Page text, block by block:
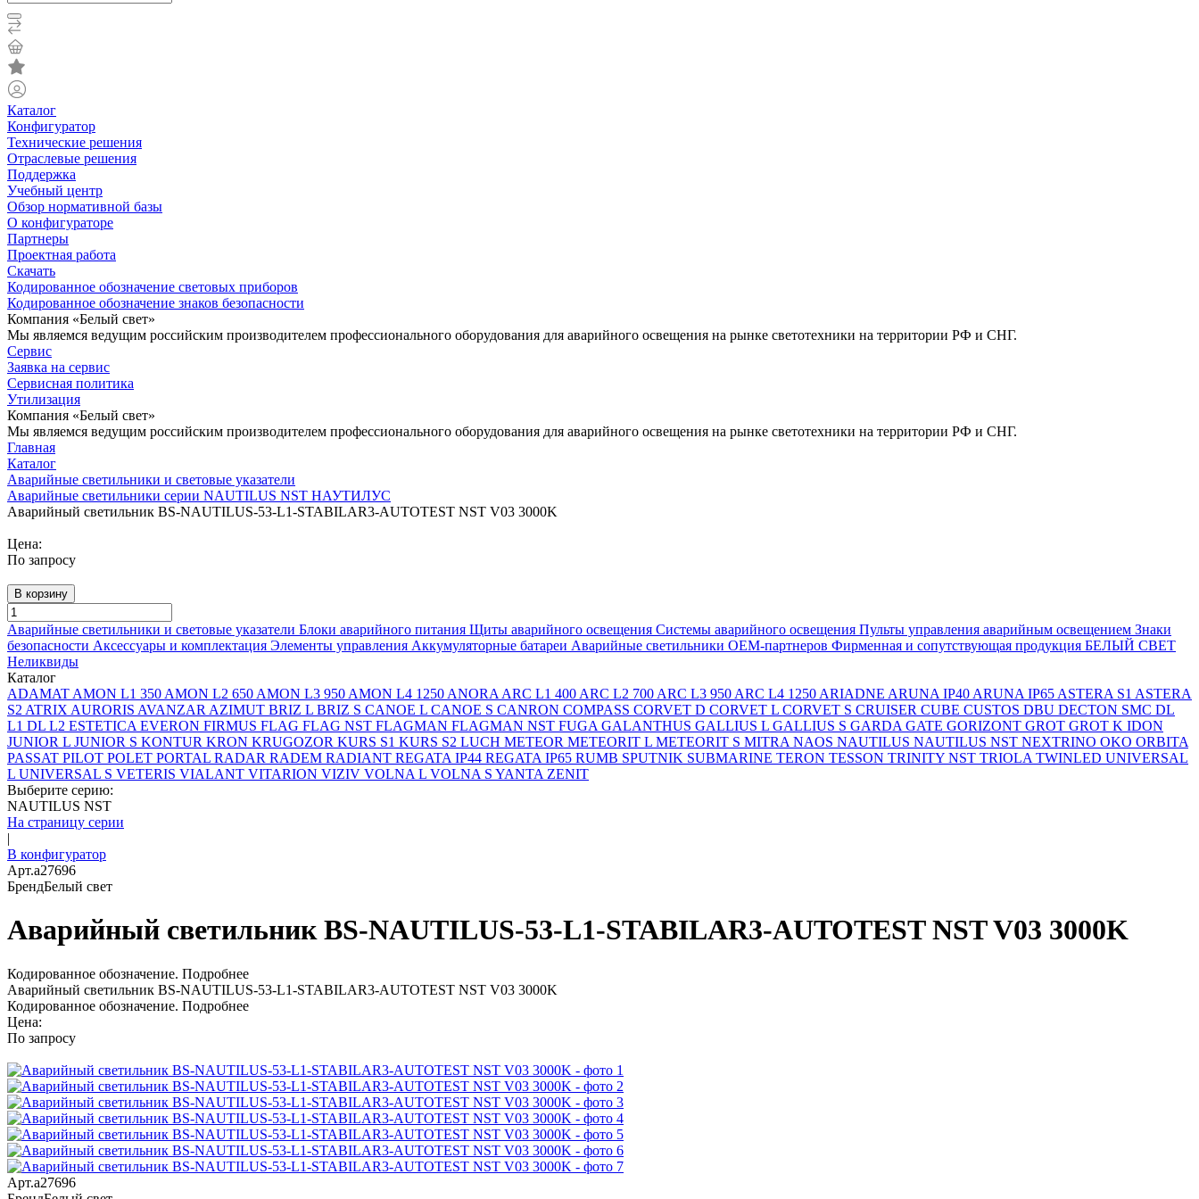
Каталог
Конфигуратор
Технические решения
Отраслевые решения
Поддержка
Учебный центр
Обзор нормативной базы
О конфигураторе
Партнеры
Проектная работа
Скачать
Кодированное обозначение световых приборов
Кодированное обозначение знаков безопасности
Компания «Белый свет»
Мы являемся ведущим российским производителем профессионального оборудования для аварийного освещения на рынке светотехники на территории РФ и СНГ.
Сервис
Заявка на сервис
Сервисная политика
Утилизация
Компания «Белый свет»
Мы являемся ведущим российским производителем профессионального оборудования для аварийного освещения на рынке светотехники на территории РФ и СНГ.
Главная
Каталог
Аварийные светильники и световые указатели
Аварийные светильники серии NAUTILUS NST НАУТИЛУС
Аварийный светильник BS-NAUTILUS-53-L1-STABILAR3-AUTOTEST NST V03 3000K
Цена:
По запросу
В корзину
Аварийные светильники и световые указатели Блоки аварийного питания Щиты аварийного освещения Системы аварийного освещения Пульты управления аварийным освещением Знаки
безопасности Аксессуары и комплектация Элементы управления Аккумуляторные батареи Аварийные светильники ОЕМ-партнеров Фирменная и сопутствующая продукция БЕЛЫЙ СВЕТ
Неликвиды
Каталог
ADAMAT AMON L1 350 AMON L2 650 AMON L3 950 AMON L4 1250 ANORA ARC L1 400 ARC L2 700 ARC L3 950 ARC L4 1250 ARIADNE ARUNA IP40 ARUNA IP65 ASTERA S1 ASTERA
S2 ATRIX AURORIS AVANZAR AZIMUT BRIZ L BRIZ S CANOE L CANOE S CANRON COMPASS CORVET D CORVET L CORVET S CRUISER CUBE CUSTOS DBU DECTON SMC DL
L1 DL L2 ESTETICA EVERON FIRMUS FLAG FLAG NST FLAGMAN FLAGMAN NST FUGA GALANTHUS GALLIUS L GALLIUS S GARDA GATE GORIZONT GROT GROT K IDON
JUNIOR L JUNIOR S KONTUR KRON KRUGOZOR KURS S1 KURS S2 LUCH METEOR METEORIT L METEORIT S MITRA NAOS NAUTILUS NAUTILUS NST NEXTRINO OKO ORBITA
PASSAT PILOT POLET PORTAL RADAR RADEM RADIANT REGATA IP44 REGATA IP65 RUMB SPUTNIK SUBMARINE TERON TESSON TRINITY NST TRIOLA TWINLED UNIVERSAL
L UNIVERSAL S VETERIS VIALANT VITARION VIZIV VOLNA L VOLNA S YANTA ZENIT
Выберите серию:
NAUTILUS NST
На страницу серии
|
В конфигуратор
Арт.a27696
БрендБелый свет
Аварийный светильник BS-NAUTILUS-53-L1-STABILAR3-AUTOTEST NST V03 3000K
Кодированное обозначение. Подробнее
Аварийный светильник BS-NAUTILUS-53-L1-STABILAR3-AUTOTEST NST V03 3000K
Кодированное обозначение. Подробнее
Цена:
По запросу
Арт.a27696